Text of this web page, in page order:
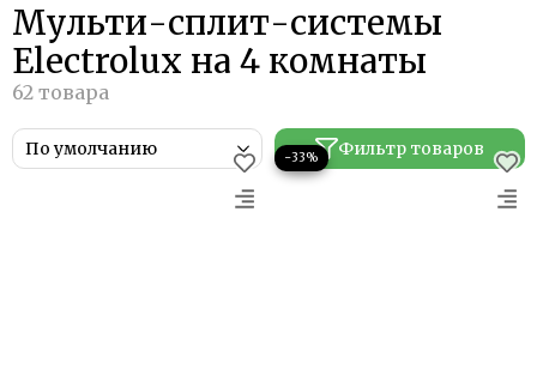
Мульти-сплит-системы
Electrolux на 4 комнаты
Фильтр товаров
−33%